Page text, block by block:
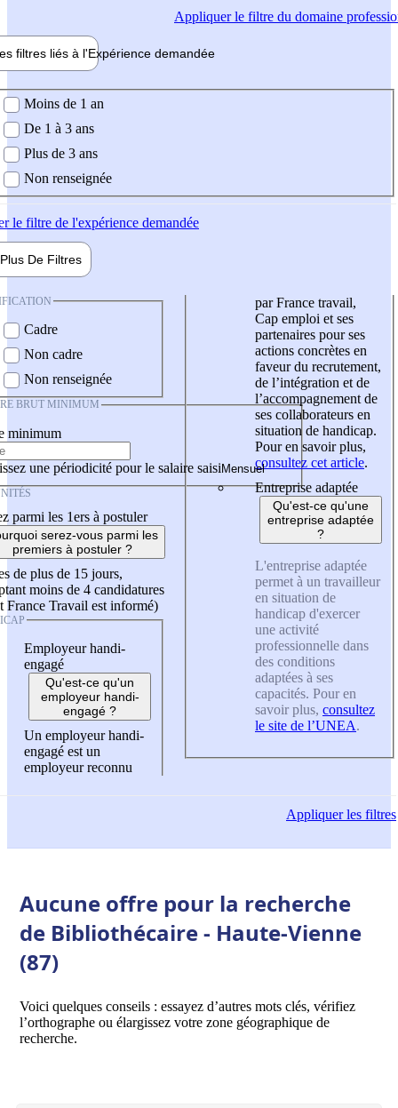
Appliquerle filtre du domaine
filtres liés à l'Expérience demandée
demandée
Moins de 1 an
De 1 à 3 ans
Plus de 3 ans
Non renseignée
le filtre de l'expérience demandée
Plus De Filtres
Cadre
Non cadre
Non renseignée
BRUT MINIMUM
minimum
une périodicité pour le salaire saisi
parmi les 1ers à postuler
serez-vous parmi les
premiers à postuler ?
de plus de 15 jours,
moins de 4 candidatures
France Travail est informé)
Employeur handi-
engagé
Qu'est-ce qu'un
employeur handi-
engagé ?
Un employeur handi-
engagé est un
employeur reconnu
par France travail,
Cap emploi et ses
partenaires pour ses
actions concrètes en
faveur du recrutement,
de l’intégration et de
l’accompagnement de
ses collaborateurs en
situation de handicap.
Pour en savoir plus,
consultez cet article.
Entreprise adaptée
Qu'est-ce qu'une
entreprise adaptée
?
L'entreprise adaptée
permet à un travailleur
en situation de
handicap d'exercer
une activité
professionnelle dans
des conditions
adaptées à ses
capacités. Pour en
savoir plus, consultez
le site de l’UNEA.
Appliquerles filtres
Aucune offre pour la recherche
de Bibliothécaire - Haute-Vienne
(87)
Voici quelques conseils : essayez d’autres mots clés, vérifiez
l’orthographe ou élargissez votre zone géographique de
recherche.